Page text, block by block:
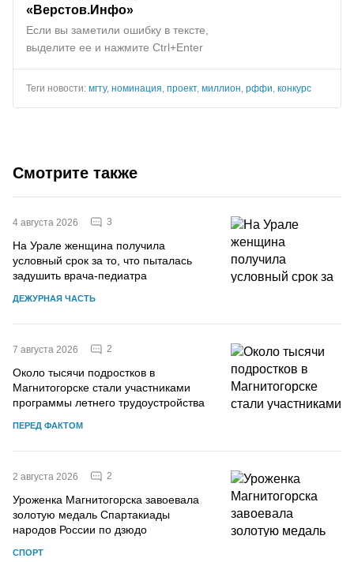
«Верстов.Инфо»
Если вы заметили ошибку в тексте,
выделите ее и нажмите Ctrl+Enter
Теги новости: мгту, номинация проект, миллион рффи конкурс
Смотрите также
4 августа 2026 3
На Урале женщина получила
условный срок за то, что пыталась
задушить врача-педиатра
ДЕЖУРНАЯ ЧАСТЬ
7 августа 2026 2
Около тысячи подростков в
Магнитогорске стали участниками
программы летнего трудоустройства
ПЕРЕД ФАКТОМ
2 августа 2026 2
Уроженка Магнитогорска завоевала
золотую медаль Спартакиады
народов России по дзюдо
СПОРТ